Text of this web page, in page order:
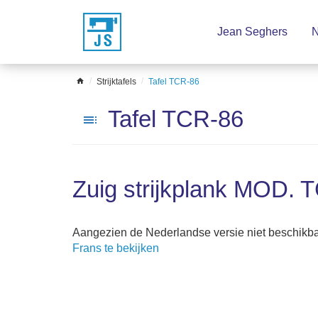
Sla
Jean Seghers
home Strijktafels Tafel TCR-86
toc Tafel TCR-86
Zuig strijkplank MOD.
Aangezien de Nederlandse versie niet
Frans te bekijken